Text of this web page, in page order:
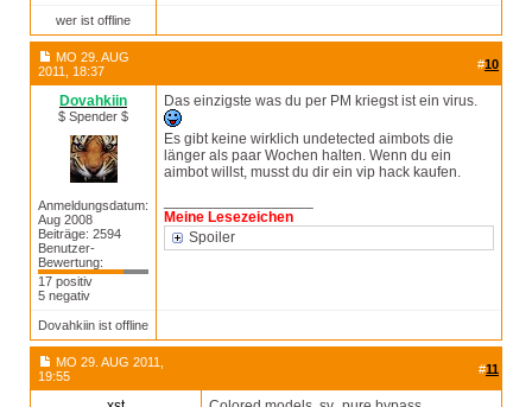
wer ist offline
MO 29. AUG
2011, 18:37
#10
Dovahkiin
$ Spender $
Anmeldungsdatum:
Aug 2008
Beiträge: 2594
Benutzer-
Bewertung:
17 positiv
5 negativ
Das einzigste was du per PM kriegst ist ein virus.
Es gibt keine wirklich undetected aimbots die
länger als paar Wochen halten. Wenn du ein
aimbot willst, musst du dir ein vip hack kaufen.
Meine Lesezeichen
Spoiler
Dovahkiin ist offline
MO 29. AUG 2011,
19:55
#11